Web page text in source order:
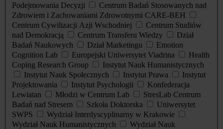
Podejmowania Decyzji
Centrum Badań Stosowanych nad
Zdrowiem i Zachowaniami Zdrowotnymi CARE-BEH
Centrum Cywilizacji Azji Wschodniej
Centrum Studiów
nad Demokracją
Centrum Transferu Wiedzy
Dział
Badań Naukowych
Dział Marketingu
Emotion
Cognition Lab
Europejski Uniwersytet Viadrina
Health
Coping Research Group
Instytut Nauk Humanistycznych
Instytut Nauk Społecznych
Instytut Prawa
Instytut
Projektowania
Instytut Psychologii
Konfederacja
Lewiatan
Młodzi w Centrum Lab
StresLab Centrum
Badań nad Stresem
Szkoła Doktorska
Uniwersytet
SWPS
Wydział Interdyscyplinarny w Krakowie
Wydział Nauk Humanistycznych
Wydział Nauk